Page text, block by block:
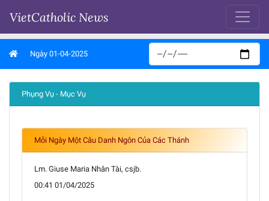
VietCatholic News
Ngày 01-04-2025
Phụng Vụ - Mục Vụ
Mỗi Ngày Một Câu Danh Ngôn Của Các Thánh
Lm. Giuse Maria Nhân Tài, csjb.
00:41 01/04/2025